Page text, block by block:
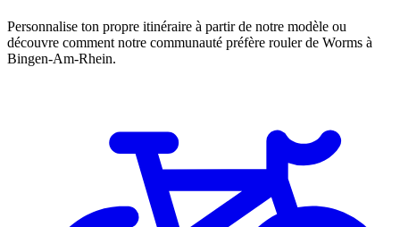
Personnalise ton propre itinéraire à partir de notre modèle ou
découvre comment notre communauté préfère rouler de Worms à
Bingen-Am-Rhein.